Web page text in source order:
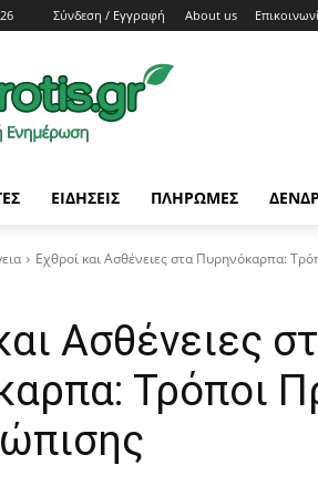
Σύνδεση / Εγγραφή About us
ΕΙΔΗΣΕΙΣ ΠΛΗΡΩΜΕΣ
Εχθροί και Ασθένειες στα Πυρηνόκαρπα:
Ασθένειες
Τρόποι